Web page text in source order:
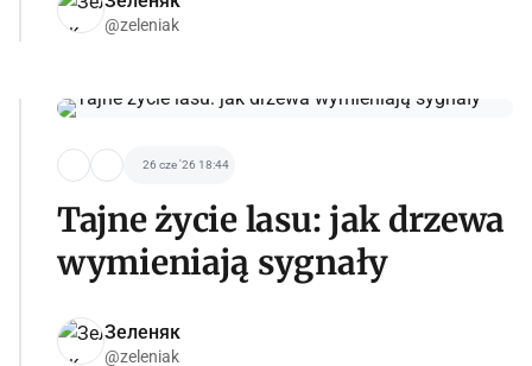
@zeleniak
26 cze '26 18:44
Tajne życie lasu: jak drzewa
wymieniają sygnały
Зеленяк
@zeleniak